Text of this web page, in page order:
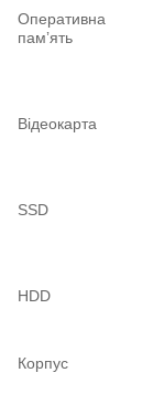
Оперативна
памʼять
Відеокарта
SSD
HDD
Корпус